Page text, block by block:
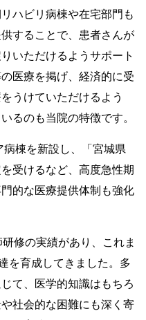
ハビリ病棟や在宅部門も
することで、患者さんが
いただけるようサポート
医療を掲げ、経済的に受
うけていただけるよう
るのも当院の特徴です。
棟を新設し、「宮城県
受けるなど、高度急性期
的な医療提供体制も強化
修の実績があり、これま
を育成してきました。多
て、医学的知識はもちろ
社会的な困難にも深く寄